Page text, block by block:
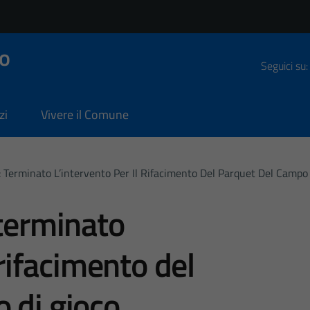
Seguici su:
Vivere il Comune
L’intervento Per Il Rifacimento Del Parquet Del Campo
del